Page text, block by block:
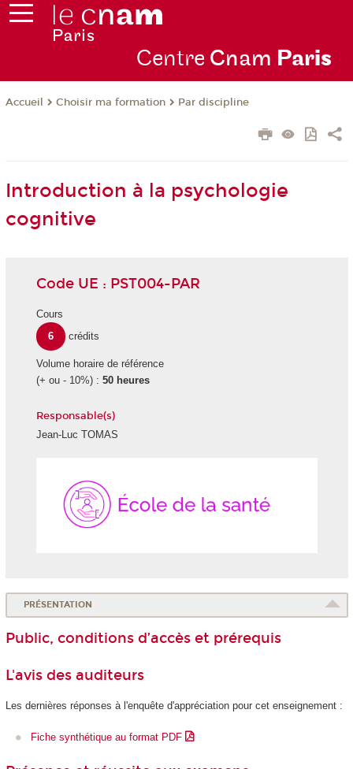
Centre Cnam Paris
Accueil Choisir ma formation Par discipline
Introduction à la psychologie
cognitive
Code UE : PST004-PAR
Cours
6
crédits
Volume horaire de référence
(+ ou - 10%) : 50 heures
Responsable(s)
Jean-Luc TOMAS
PRÉSENTATION
Public, conditions d’accès et prérequis
L'avis des auditeurs
Les dernières réponses à l'enquête d'appréciation pour cet enseignement :
Fiche synthétique au format PDF